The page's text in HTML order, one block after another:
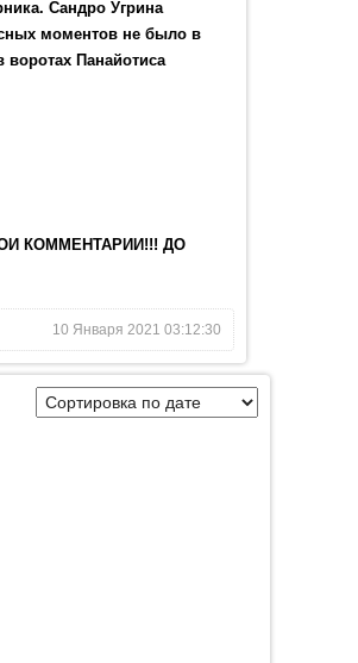
Сандро Угрина
моментов не было в
Панайотиса
КОММЕНТАРИИ!!! ДО
10 Января 2021 03:12:30